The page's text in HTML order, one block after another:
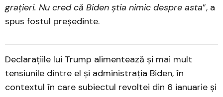
grațieri. Nu cred că Biden știa nimic despre asta”, a
spus fostul președinte.
Declarațiile lui Trump alimentează și mai mult
tensiunile dintre el și administrația Biden, în
contextul în care subiectul revoltei din 6 ianuarie și